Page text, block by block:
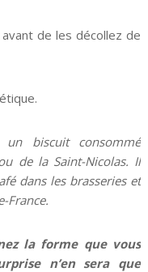
de les décollez de
biscuit consommé
de la Saint-Nicolas. Il
dans les brasseries et
France.
la forme que vous
n’en sera que